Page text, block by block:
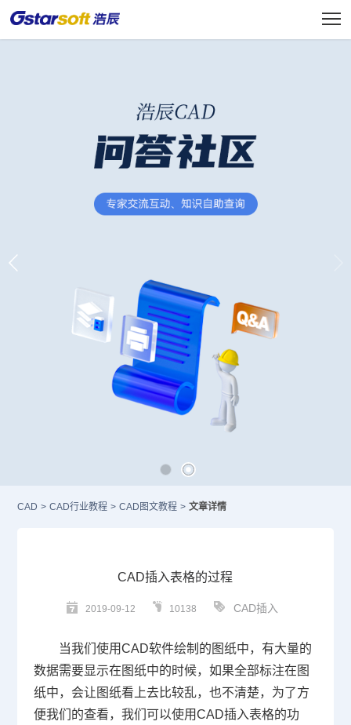
CAD > CAD行业教程 > CAD图文教程 > 文章详情
CAD插入表格的过程
2019-09-12 10138 CAD插入
当我们使用CAD软件绘制的图纸中，有大量的
数据需要显示在图纸中的时候，如果全部标注在图
纸中，会让图纸看上去比较乱，也不清楚，为了方
便我们的查看，我们可以使用CAD插入表格的功